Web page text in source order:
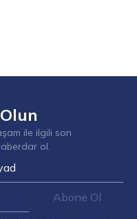
ile ilgili son
ol.
Abone Ol